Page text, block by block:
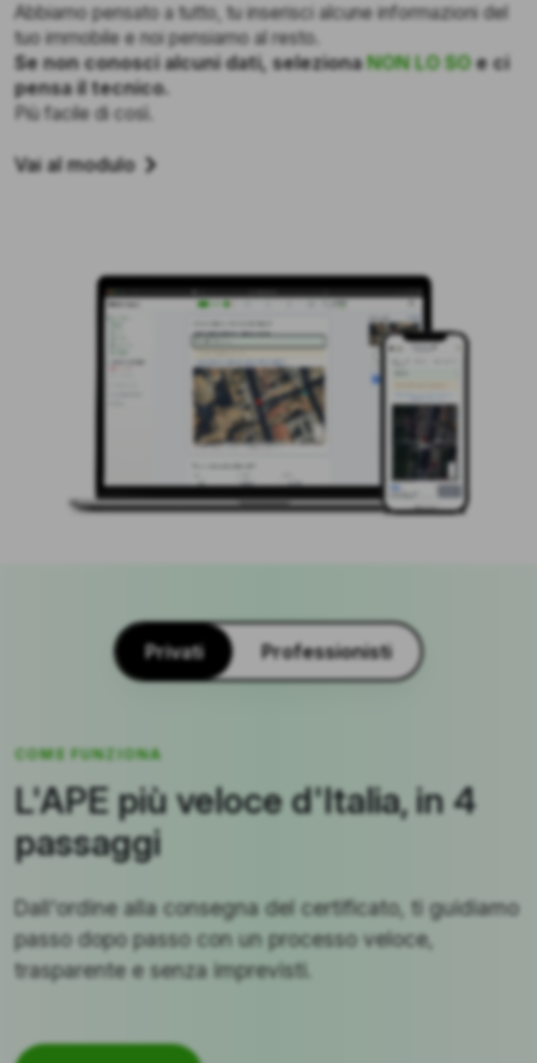
Abbiamo pensato a tutto, tu inserisci alcune informazioni del
tuo immobile e noi pensiamo al resto.
Se non conosci alcuni dati, selezionaNON LO SOe ci
pensa il tecnico.
Più facile di così.
Vai al modulo
Privati Professionisti
COME FUNZIONA
L'APE più veloce d'Italia, in 4
passaggi
Dall'ordine alla consegna del certificato, ti guidiamo
passo dopo passo con un processo veloce,
trasparente e senza imprevisti.